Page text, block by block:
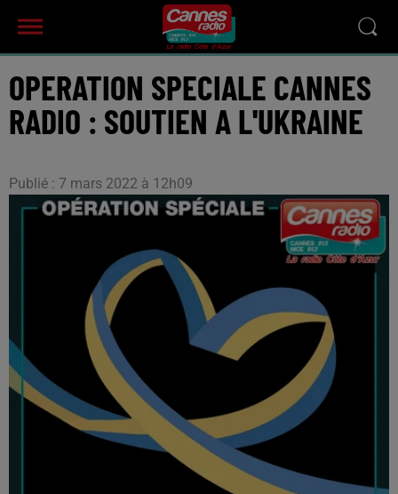
OPERATION SPECIALE CANNES
RADIO : SOUTIEN A L'UKRAINE
Publié : 7 mars 2022 à 12h09